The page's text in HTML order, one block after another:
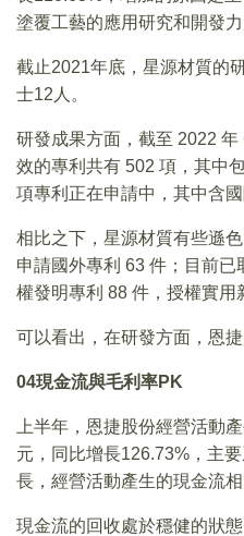
塗覆工藝的應用研究和開發力
截止2021年底，星源材質的
士12人。
研發成果方面，截至 2022
效的專利共有 502 項，其中
項專利正在申請中，其中含
相比之下，星源材質有些遜
申請國外專利 63 件；目前
權發明專利 88 件，授權實用
可以看出，在研發方面，恩
04現金流與毛利率PK
上半年，恩捷股份經營活動
元，同比增長126.73%，主
長，經營活動產生的現金流相
現金流的回收處於穩健的狀